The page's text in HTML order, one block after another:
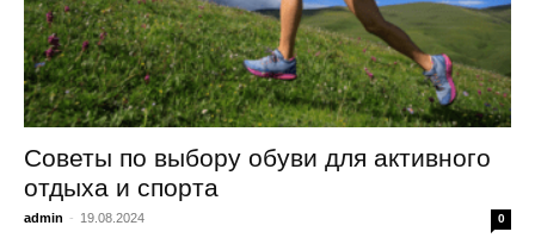
Советы по выбору обуви для активного
отдыха и спорта
admin - 19.08.2024 0